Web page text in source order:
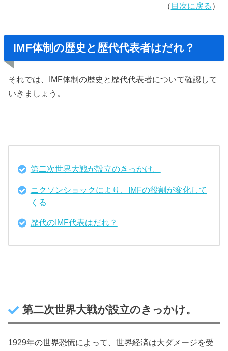
（ 目次に戻る ）
IMF体制の歴史と歴代代表者はだれ？
それでは、IMF体制の歴史と歴代代表者について確認して
いきましょう。
第二次世界大戦が設立のきっかけ。
ニクソンショックにより、IMFの役割が変化して
くる
歴代のIMF代表はだれ？
第二次世界大戦が設立のきっかけ。
1929年の世界恐慌によって、世界経済は大ダメージを受